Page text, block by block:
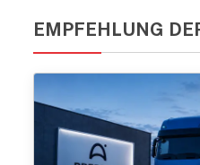
EMPFEHLUNG